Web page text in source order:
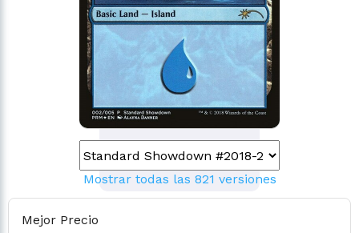
Mostrar todas las 821 versiones
Mejor Precio